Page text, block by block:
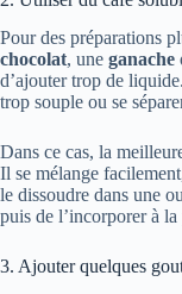
Pour des préparations
chocolat, une ganache
d’ajouter trop de
trop souple ou se
Dans ce cas, la
Il se mélange
le dissoudre dans une
puis de l’incorporer à
3. Ajouter quelques